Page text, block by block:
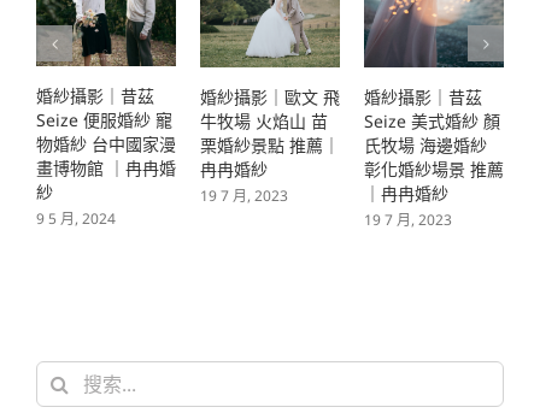
紗 寵
家漫
冉婚
婚紗攝影｜歐文 飛
牛牧場 火焰山 苗
栗婚紗景點 推薦｜
冉冉婚紗
婚紗攝影｜昔茲
Seize 美式婚紗 顏
氏牧場 海邊婚紗
彰化婚紗場景 推薦
｜冉冉婚紗
婚紗攝影｜昔茲
Seize 復古婚紗 咖
啡廳 彰化婚紗景
｜冉冉婚紗
19 7 月, 2023
搜